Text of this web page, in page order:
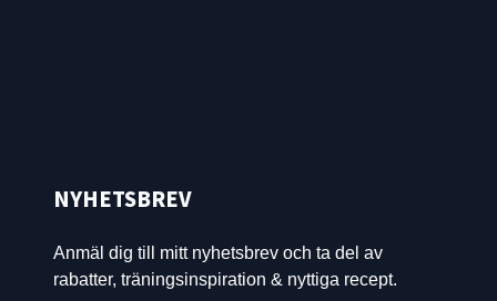
NYHETSBREV
Anmäl dig till mitt nyhetsbrev och ta del av
rabatter, träningsinspiration & nyttiga recept.